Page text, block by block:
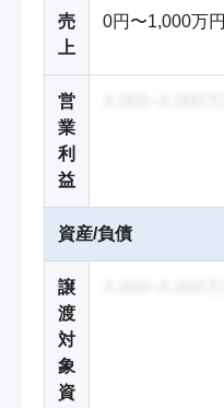
売
上
0円〜1,000万円
営
業
利
益
資産/負債
譲
渡
対
象
資